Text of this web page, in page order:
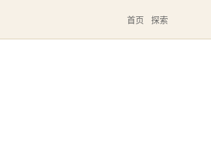
首页 探索